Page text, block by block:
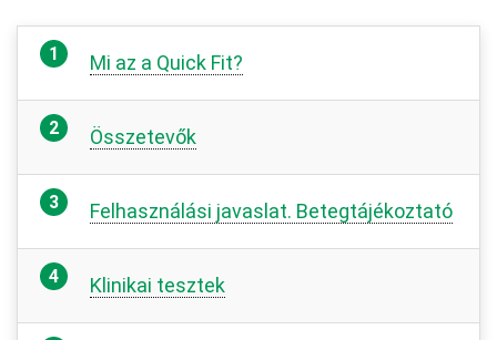
Mi az a Quick Fit?
Összetevők
Felhasználási javaslat. Betegtájékoztató
Klinikai tesztek